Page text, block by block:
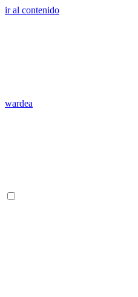
ir al contenido
wardea